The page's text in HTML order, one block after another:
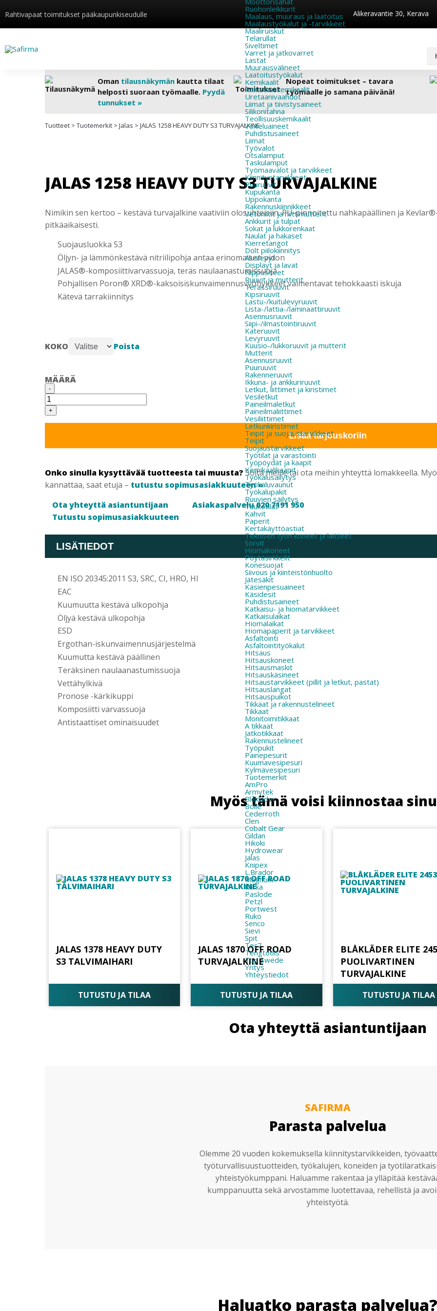
Rahtivapaat toimitukset pääkaupunkiseudulle Alikeravantie 30, Kerava
Ruohonleikkurit
Maalaus, muuraus ja laatoitus
Maalaustyökalut ja -tarvikkeet
Maaliruiskut
Telarullat
Siveltimet
Varret ja jatkovarret
Lastat
Muurausvälineet
Laatoitustyökalut
Kemikaalit
Rakennuskemikaalit
Uretaanivaahdot
Liimat ja tiivistysaineet
Silikonitahna
Teollisuuskemikaalit
Voiteluaineet
Puhdistusaineet
Liimat
Työvalot
Otsalamput
Taskulamput
Työmaavalot ja tarvikkeet
Kiinnitys­tarvikkeet
Puuruuvit
Kupukanta
Uppokanta
Rakennuskiinnikkeet
Vetoniitit ja niittimutterit
Ankkurit ja tulpat
Sokat ja lukkorenkaat
Naulat ja hakaset
Kierretangot
Dolt piilokiinnitys
Aluslevyt
Displayt ja lavat
Nippusiteet
Ruuvit ja mutterit
Terassiruuvit
Kipsiruuvit
Lastu-/kuitulevyruuvit
Lista-/lattia-/laminaattiruuvit
Asennusruuvit
Siipi-/ilmastointiruuvit
Kateruuvit
Levyruuvit
Kuusio-/lukkoruuvit ja mutterit
Mutterit
Asennusruuvit
Puuruuvit
Rakenneruuvit
Ikkuna- ja ankkuriruuvit
Letkut, liittimet ja kiristimet
Vesiletkut
Paineilmaletkut
Paineilmaliittimet
Vesiliittimet
Letkunkiristimet
Teipit ja suojaustarvikkeet
Teipit
Suojaustarvikkeet
Työtilat ja varastointi
Työpöydät ja kaapit
Kemikaalikaapit
Työkalusäilytys
Työkaluvaunut
Työkalupakit
Ruuvien säilytys
Taukotilat
Kahvit
Paperit
Kertakäyttöastiat
Teknisen työn koneet ja laitteet
Sorvit
Hiomakoneet
Pöytäsirkkelit
Konesuojat
Siivous ja kiinteistönhuolto
Jätesäkit
Käsienpesuaineet
Käsidesit
Puhdistusaineet
Katkaisu- ja hiomatarvikkeet
Katkaisulaikat
Hiomalaikat
Hiomapaperit ja tarvikkeet
Asfaltointi
Asfaltointityökalut
Hitsaus
Hitsauskoneet
Hitsausmaskit
Hitsauskäsineet
Hitsaustarvikkeet (pillit ja letkut, pastat)
Hitsauslangat
Hitsauspuikot
Tikkaat ja rakennustelineet
Tikkaat
Monitoimitikkaat
A tikkaat
Jatkotikkaat
Rakennustelineet
Työpukit
Painepesurit
Kuumavesipesuri
Kylmävesipesuri
Tuotemerkit
AmPro
Armytek
Blåkläder
Bolle
Cederroth
Clen
Cobalt Gear
Gildan
Hikoki
Hydrowear
Jalas
Knipex
L.Brador
Magnum
Mirka
Paslode
Petzl
Portwest
Ruko
Senco
Sievi
Spit
Tec7
Tengtools
Top Swede
Yritys
Yhteystiedot
Oman tilausnäkymänkautta tilaat
helposti suoraan työmaalle. Pyydä
tunnukset »
Nopeat toimitukset – tavara
työmaalle jo samana päivänä!
Tuotteet > Tuotemerkit > Jalas > JALAS 1258 HEAVY DUTY S3 TURVAJALKINE
JALAS 1258 HEAVY DUTY S3 TURVAJALKINE
Nimikin sen kertoo – kestävä turvajalkine vaativiin olosuhteisiin. PU-pinnoitettu nahkapäällinen ja
pitkäaikaisesti.
Suojausluokka S3
Öljyn- ja lämmönkestävä nitriilipohja antaa erinomaisen pidon
JALAS®-komposiittivarvassuoja, teräs naulaanastumissuoja
Pohjallisen Poron® XRD®-kaksoisiskunvaimennusvyöhykkeet vaimentavat tehokkaasti iskuja
Kätevä tarrakiinnitys
KOKO Poista
MÄÄRÄ
JALAS
1258
HEAVY
DUTY
S3
TURVAJALKINE
-
+
Lisää tarjouskoriin
Onko sinulla kysyttävää tuotteesta tai muusta? Soita meille tai ota meihin yhteyttä lomakkeella.
kannattaa, saat etuja – tutustu sopimusasiakkuuteen »
Ota yhteyttä asiantuntijaan
Asiakaspalvelu 020 7191 950
Tutustu sopimusasiakkuuteen
LISÄTIEDOT
EN ISO 20345:2011 S3, SRC, CI, HRO, HI
EAC
Kuumuutta kestävä ulkopohja
Öljyä kestävä ulkopohja
ESD
Ergothan-iskunvaimennusjärjestelmä
Kuumutta kestävä päällinen
Teräksinen naulaanastumissuoja
Vettähylkivä
Pronose -kärkikuppi
Komposiitti varvassuoja
Antistaattiset ominaisuudet
Myös tämä voisi kiinnostaa
JALAS 1378 HEAVY DUTY
S3 TALVIMAIHARI
TUTUSTU JA TILAA
JALAS 1870 OFF ROAD
TURVAJALKINE
TUTUSTU JA TILAA
BLÅKLÄDER ELITE
PUOLIVARTINEN
TURVAJALKINE
TUTUSTU JA TILAA
Ota yhteyttä asiantuntijaan
SAFIRMA
Parasta palvelua
Olemme 20 vuoden kokemuksella kiinnitystarvikkeiden,
työturvallisuustuotteiden, työkalujen, koneiden ja
yhteistyökumppani. Haluamme rakentaa ja ylläpitää
kumppanuutta sekä arvostamme luotettavaa, rehellistä ja
yhteistyötä.
Haluatko parasta palvelua?